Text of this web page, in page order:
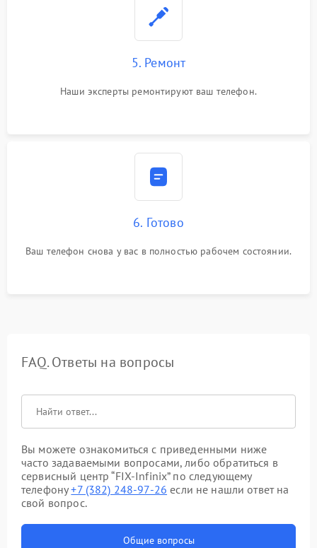
5. Ремонт
Наши эксперты ремонтируют ваш телефон.
6. Готово
Ваш телефон снова у вас в полностью рабочем состоянии.
FAQ. Ответы на вопросы
Вы можете ознакомиться с приведенными ниже
часто задаваемыми вопросами, либо обратиться в
сервисный центр “FIX-Infinix” по следующему
телефону+7 (382) 248-97-26 если не нашли ответ на
свой вопрос.
Общие вопросы